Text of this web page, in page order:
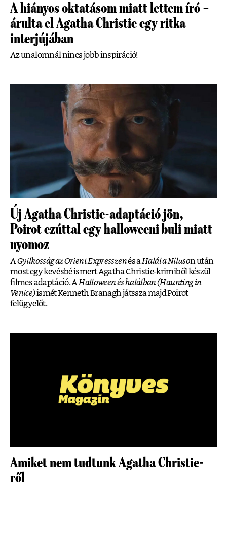
A hiányos oktatásom miatt lettem író –
árulta el Agatha Christie egy ritka
interjújában
Az unalomnál nincs jobb inspiráció!
Új Agatha Christie-adaptáció jön,
Poirot ezúttal egy halloweeni buli miatt
nyomoz
AGyilkosság az Orient Expresszenés aHalál a Níluson után
most egy kevésbé ismert Agatha Christie-krimiből készül
filmes adaptáció. AHalloween és halálban (Haunting in
Venice)ismét Kenneth Branagh játssza majd Poirot
felügyelőt.
Amiket nem tudtunk Agatha Christie-
ről